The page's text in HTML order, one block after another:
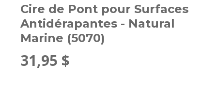
Cire de Pont pour Surfaces
Antidérapantes - Natural
Marine (5070)
31,95 $